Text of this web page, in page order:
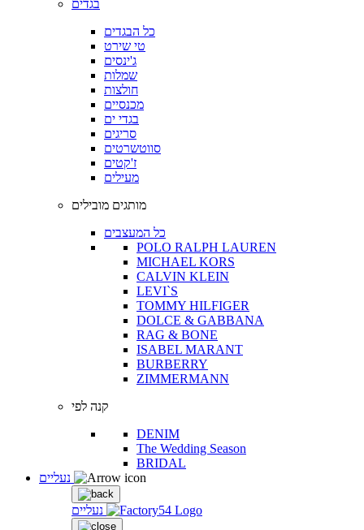
בגדים
כל הבגדים
טי שירט
ג'ינסים
שמלות
חולצות
מכנסיים
בגדי ים
סריגים
סווטשרטים
ז'קטים
מעילים
מותגים מובילים
כל המעצבים
POLO RALPH LAUREN
MICHAEL KORS
CALVIN KLEIN
LEVI`S
TOMMY HILFIGER
DOLCE & GABBANA
RAG & BONE
ISABEL MARANT
BURBERRY
ZIMMERMANN
קנה לפי
DENIM
The Wedding Season
BRIDAL
נעליים